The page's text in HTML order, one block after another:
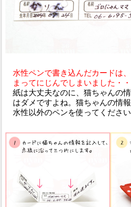
水性ペンで書き込んだカードは
まってにじんでしまいました・・
紙は大丈夫なのに、猫ちゃんの
はダメですよね。猫ちゃんの情
水性以外のペンを使ってください